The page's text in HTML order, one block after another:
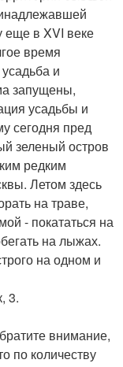
еще в XVI веке
время
и
запущены,
усадьбы и
сегодня пред
зеленый остров
редким
Летом здесь
на траве,
- покататься на
на лыжах.
на одном и
3.
внимание,
по количеству